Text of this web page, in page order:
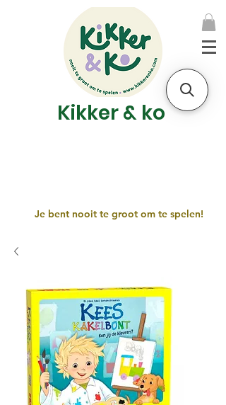
Kikker & ko
Je bent nooit te groot om te spelen!